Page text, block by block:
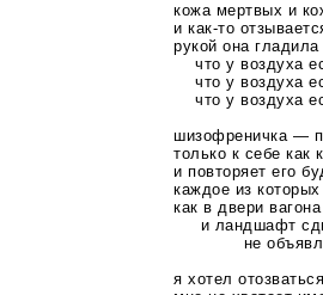
кожа мертвых и
икак-то
рукой она
что у воздуха
что у воздуха
что у воздуха
шизофреничка —
только к себе как
и повторяет его
каждое из
как в двери
и ландшафт
не объявляя
я хотел